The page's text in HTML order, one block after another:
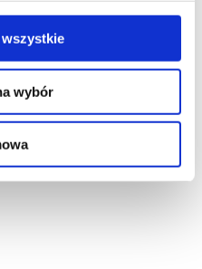
wybór
– KILKA SŁÓW NA
WIEDZY I